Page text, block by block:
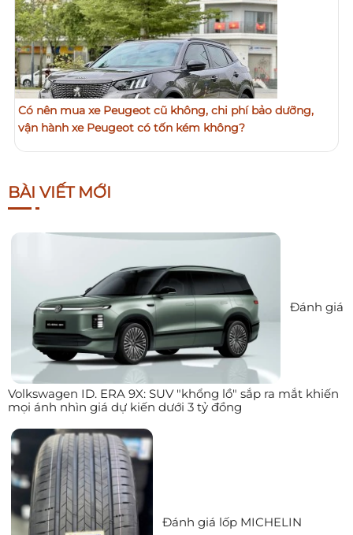
Có nên mua xe Peugeot cũ không, chi phí bảo dưỡng,
vận hành xe Peugeot có tốn kém không?
BÀI VIẾT MỚI
Đánh giá
Volkswagen ID. ERA 9X: SUV "khổng lồ" sắp ra mắt khiến
mọi ánh nhìn giá dự kiến dưới 3 tỷ đồng
Đánh giá lốp MICHELIN